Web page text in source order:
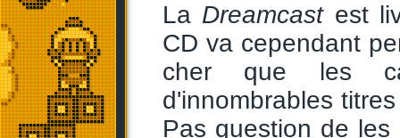
La Dreamcastest
CD va cependant
cher que les
d'innombrables
Pas question de